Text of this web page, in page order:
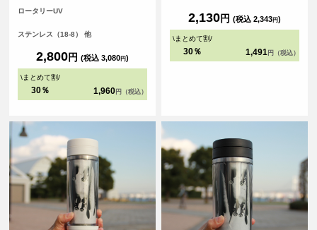
てぐるっと360°のフルカラープリン
がります。
ロータリーUV
ステンレス（18-8） 他
2,800円 (税込 3,080円)
\まとめて割/
30％ 1,960 円（税込）
2,130円 (税込 2,343円)
\まとめて割/
30％ 1,491 円（税込）